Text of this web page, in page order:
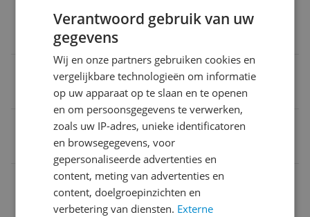
Inclusief winterstand
Waarde energielabel nieuw 2021
Taal handleiding
Universeel
Verpakking breedte
Verantwoord gebruik van uw
gegevens
Wij en onze partners gebruiken cookies en
vergelijkbare technologieën om informatie
op uw apparaat op te slaan en te openen
en om persoonsgegevens te verwerken,
zoals uw IP-adres, unieke identificatoren
en browsegegevens, voor
gepersonaliseerde advertenties en
content, meting van advertenties en
content, doelgroepinzichten en
verbetering van diensten. Externe